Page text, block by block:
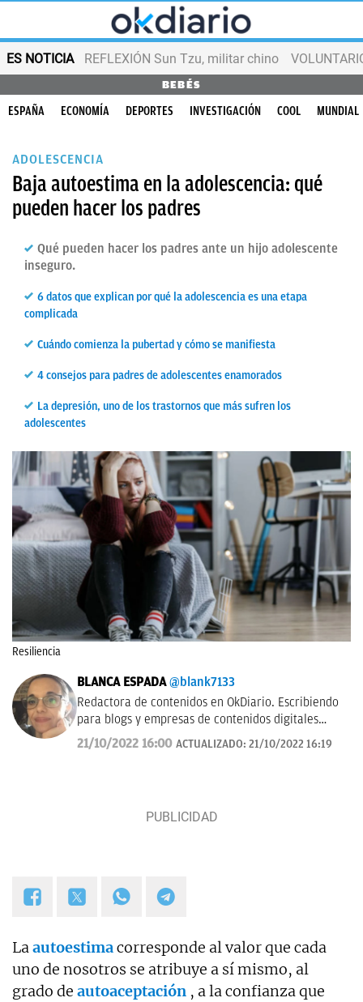
ES NOTICIA REFLEXIÓN Sun Tzu, militar chino
BEBÉS
ESPAÑA ECONOMÍA DEPORTES INVESTIGACIÓN COOL MUNDIAL
ADOLESCENCIA
Baja autoestima en la adolescencia: qué
pueden hacer los padres
Qué pueden hacer los padres ante un hijo adolescente
inseguro.
6 datos que explican por qué la adolescencia es una etapa
complicada
Cuándo comienza la pubertad y cómo se manifiesta
4 consejos para padres de adolescentes enamorados
La depresión, uno de los trastornos que más sufren los
adolescentes
Resiliencia
BLANCA ESPADA @blank7133
Redactora de contenidos en OkDiario. Escribiendo
para blogs y empresas de contenidos digitales
desde 2007.
21/10/2022 16:00 ACTUALIZADO: 21/10/2022 16:19
Laautoestimacorresponde al valor que cada
uno de nosotros se atribuye a sí mismo, al
grado de autoaceptación , a la confianza que